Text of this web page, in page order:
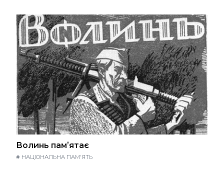
Волинь памʼятає
# НАЦІОНАЛЬНА ПАМ'ЯТЬ